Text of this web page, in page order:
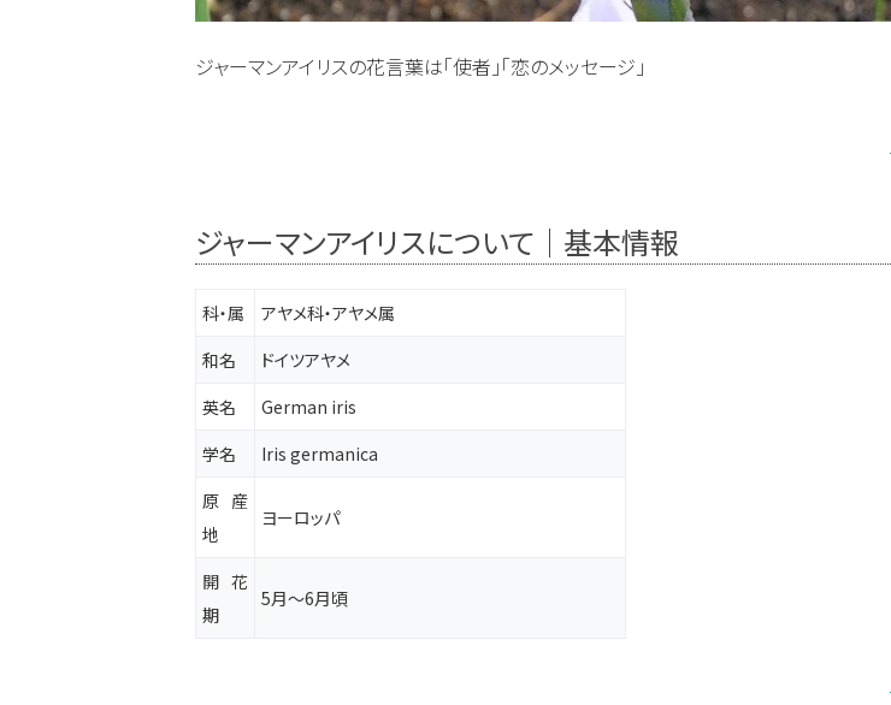
ジャーマンアイリスの花言葉は「使者」「恋のメッセージ」
ジャーマンアイリスについて｜基本情報
科・属
アヤメ科・アヤメ属
和名
ドイツアヤメ
英名
German iris
学名
Iris germanica
原産
地
ヨーロッパ
開花
期
5月～6月頃